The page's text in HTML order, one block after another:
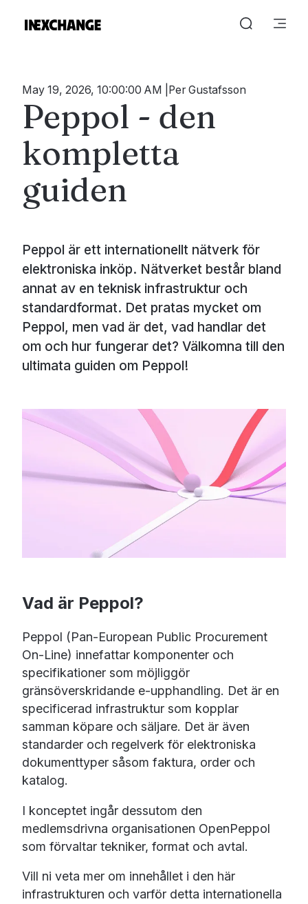
May 19, 2026, 10:00:00 AM Per Gustafsson
Peppol - den
kompletta
guiden
Peppol är ett internationellt nätverk för
elektroniska inköp. Nätverket består bland
annat av en teknisk infrastruktur och
standardformat. Det pratas mycket om
Peppol, men vad är det, vad handlar det
om och hur fungerar det? Välkomna till den
ultimata guiden om Peppol!
Vad är Peppol?
Peppol (Pan-European Public Procurement
On-Line) innefattar komponenter och
specifikationer som möjliggör
gränsöverskridande e-upphandling. Det är en
specificerad infrastruktur som kopplar
samman köpare och säljare. Det är även
standarder och regelverk för elektroniska
dokumenttyper såsom faktura, order och
katalog.
I konceptet ingår dessutom den
medlemsdrivna organisationen OpenPeppol
som förvaltar tekniker, format och avtal.
Vill ni veta mer om innehållet i den här
infrastrukturen och varför detta internationella